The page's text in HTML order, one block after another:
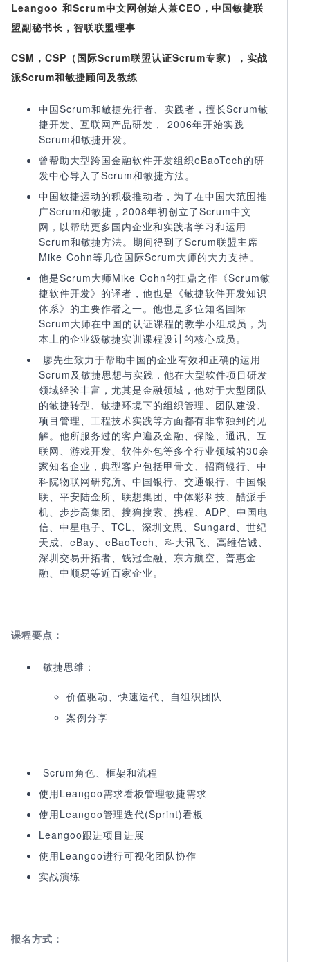
Leangoo 和Scrum中文网创始人兼CEO，中国敏捷联
盟副秘书长，智联联盟理事
CSM，CSP（国际Scrum联盟认证Scrum专家），实战
派Scrum和敏捷顾问及教练
中国Scrum和敏捷先行者、实践者，擅长Scrum敏
捷开发、互联网产品研发， 2006年开始实践
Scrum和敏捷开发。
曾帮助大型跨国金融软件开发组织eBaoTech的研
发中心导入了Scrum和敏捷方法。
中国敏捷运动的积极推动者，为了在中国大范围推
广Scrum和敏捷，2008年初创立了Scrum中文
网，以帮助更多国内企业和实践者学习和运用
Scrum和敏捷方法。期间得到了Scrum联盟主席
Mike Cohn等几位国际Scrum大师的大力支持。
他是Scrum大师Mike Cohn的扛鼎之作《Scrum敏
捷软件开发》的译者，他也是《敏捷软件开发知识
体系》的主要作者之一。他也是多位知名国际
Scrum大师在中国的认证课程的教学小组成员，为
本土的企业级敏捷实训课程设计的核心成员。
廖先生致力于帮助中国的企业有效和正确的运用
Scrum及敏捷思想与实践，他在大型软件项目研发
领域经验丰富，尤其是金融领域，他对于大型团队
的敏捷转型、敏捷环境下的组织管理、团队建设、
项目管理、工程技术实践等方面都有非常独到的见
解。他所服务过的客户遍及金融、保险、通讯、互
联网、游戏开发、软件外包等多个行业领域的30余
家知名企业，典型客户包括甲骨文、招商银行、中
科院物联网研究所、中国银行、交通银行、中国银
联、平安陆金所、联想集团、中体彩科技、酷派手
机、步步高集团、搜狗搜索、携程、ADP、中国电
信、中星电子、TCL、深圳文思、Sungard、世纪
天成、eBay、eBaoTech、科大讯飞、高维信诚、
深圳交易开拓者、钱冠金融、东方航空、普惠金
融、中顺易等近百家企业。
课程要点：
敏捷思维：
价值驱动、快速迭代、自组织团队
案例分享
Scrum角色、框架和流程
使用Leangoo需求看板管理敏捷需求
使用Leangoo管理迭代(Sprint)看板
Leangoo跟进项目进展
使用Leangoo进行可视化团队协作
实战演练
报名方式：